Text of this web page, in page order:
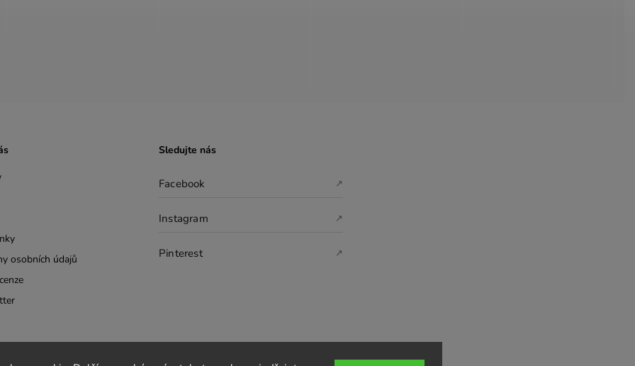
osobních údajů
Sledujte nás
Facebook ↗
Instagram ↗
Pinterest ↗